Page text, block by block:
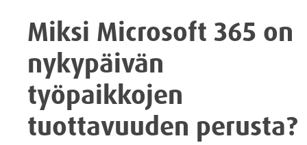
Miksi Microsoft 365 on
nykypäivän
työpaikkojen
tuottavuuden perusta?